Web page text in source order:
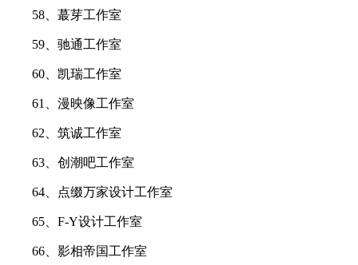
58、蕞芽工作室
59、驰通工作室
60、凯瑞工作室
61、漫映像工作室
62、筑诚工作室
63、创潮吧工作室
64、点缀万家设计工作室
65、F-Y设计工作室
66、影相帝国工作室